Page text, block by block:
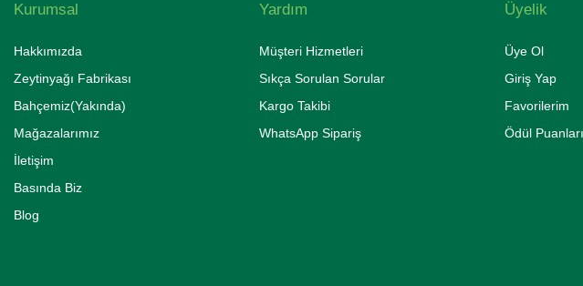
Kurumsal
Hakkımızda
Zeytinyağı Fabrikası
Bahçemiz(Yakında)
Mağazalarımız
İletişim
Basında Biz
Blog
Yardım
Müşteri Hizmetleri
Sıkça Sorulan Sorular
Kargo Takibi
WhatsApp Sipariş
Üyelik
Üye Ol
Giriş Yap
Favorilerim
Ödül